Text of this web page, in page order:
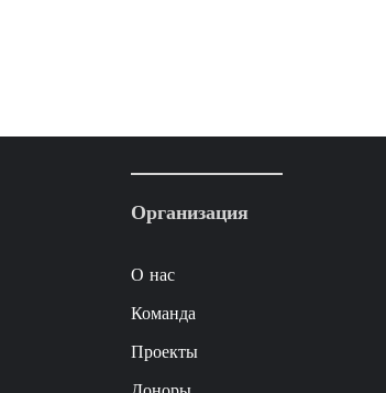
Организация
О нас
Команда
Проекты